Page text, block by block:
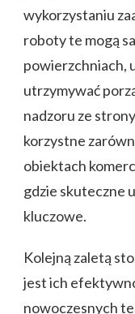
wykorzystaniu
roboty te mogą
powierzchniach,
utrzymywać
nadzoru ze
korzystne
obiektach
gdzie skuteczne
kluczowe.
Kolejną zaletą
jest ich
nowoczesnych